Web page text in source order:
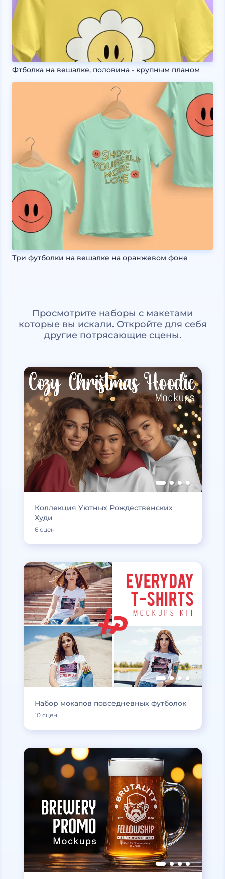
Фтболка на вешалке, половина - крупным планом
Три футболки на вешалке на оранжевом фоне
Просмотрите наборы с макетами
которые вы искали. Откройте для себя
другие потрясающие сцены.
Коллекция Уютных Рождественских
Худи
6 сцен
Набор мокапов повседневных футболок
10 сцен